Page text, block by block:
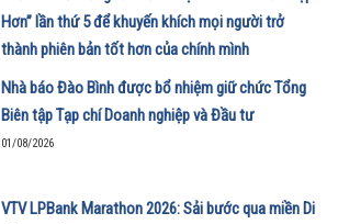
Hơn” lần thứ 5 để khuyến khích mọi người trở
thành phiên bản tốt hơn của chính mình
01/08/2026
Nhà báo Đào Bình được bổ nhiệm giữ chức Tổng
Biên tập Tạp chí Doanh nghiệp và Đầu tư
01/08/2026
VTV LPBank Marathon 2026: Sải bước qua miền Di